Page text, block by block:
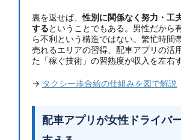
裏を返せば、性別に関係なく努力・工
するということでもある。男性だから
ら不利という構造ではない。繁忙時間
売れるエリアの習得、配車アプリの
た「稼ぐ技術」の習熟度が収入を左右す
→ タクシー歩合給の仕組みを図で解説
配車アプリが女性ドライバ